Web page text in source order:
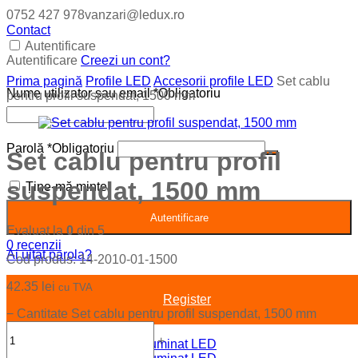
0752 427 978vanzari@ledux.ro
Contact
Autentificare
Autentificare Creezi un cont?
Nume utilizator sau email*Obligatoriu
Parolă *Obligatoriu
Ține-mă minte
Autentificare
Ai uitat parola?
Register
Prima pagină Profile LED Accesorii profile LED Set cablu
pentru profil suspendat, 1500 mm
Set cablu pentru profil
suspendat, 1500 mm
Evaluat la0din 5
0 recenzii
Cod produs: 14-2010-01-1500
42.35 lei cu TVA
− Cantitate Set cablu pentru profil suspendat, 1500 mm
+